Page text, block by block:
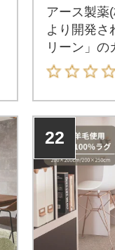
アース製薬
より開発さ
リーン」の
22